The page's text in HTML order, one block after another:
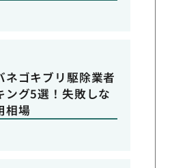
ネゴキブリ駆除業者
ング5選！失敗しな
相場